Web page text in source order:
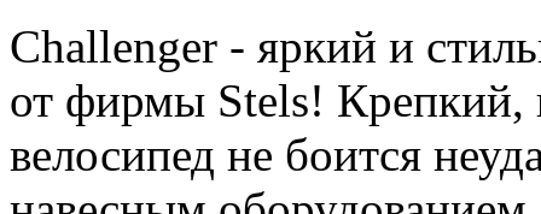
Challenger - яркий и
от фирмы Stels! Крепкий,
велосипед не боится